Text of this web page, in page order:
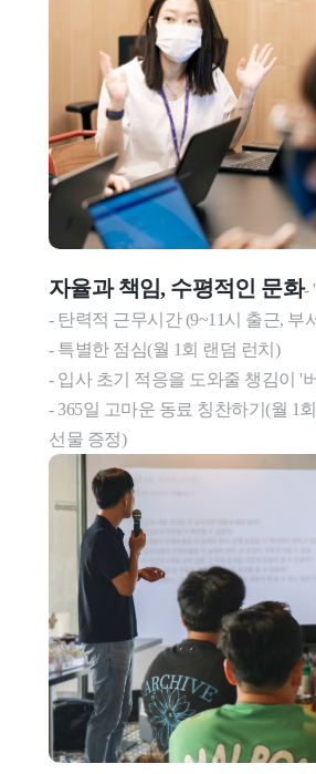
자율과 책임, 수평적인 문화-
- 탄력적 근무시간 (9~11시 출근, 부
- 특별한 점심(월 1회 랜덤 런치)
- 입사 초기 적응을 도와줄 챙김이 '
- 365일 고마운 동료 칭찬하기(월 1
선물 증정)